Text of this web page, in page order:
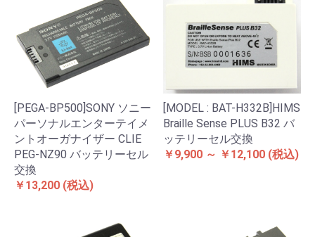
[PEGA-BP500]SONY ソニー
パーソナルエンターテイメ
ントオーガナイザー CLIE
PEG-NZ90 バッテリーセル
交換
￥13,200 (税込)
[MODEL : BAT-H332B]HIMS
Braille Sense PLUS B32 バ
ッテリーセル交換
￥9,900 ～ ￥12,100 (税込)